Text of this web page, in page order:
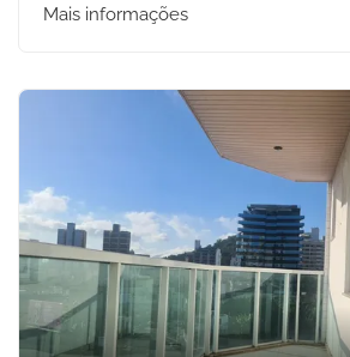
Mais informações